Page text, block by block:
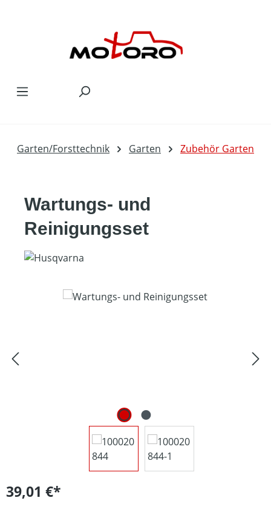
Garten/Forsttechnik Garten Zubehör Garten
Wartungs- und
Reinigungsset
Bildergalerie überspringen
39,01 €*